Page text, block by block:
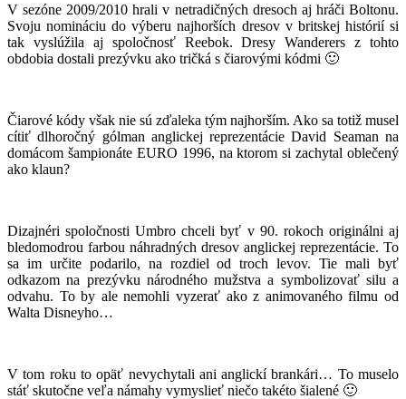
V sezóne 2009/2010 hrali v netradičných dresoch aj hráči Boltonu.
Svoju nomináciu do výberu najhorších dresov v britskej histórií si
tak vyslúžila aj spoločnosť Reebok. Dresy Wanderers z tohto
obdobia dostali prezývku ako tričká s čiarovými kódmi 🙂
Čiarové kódy však nie sú zďaleka tým najhorším. Ako sa totiž musel
cítiť dlhoročný gólman anglickej reprezentácie David Seaman na
domácom šampionáte EURO 1996, na ktorom si zachytal oblečený
ako klaun?
Dizajnéri spoločnosti Umbro chceli byť v 90. rokoch originálni aj
bledomodrou farbou náhradných dresov anglickej reprezentácie. To
sa im určite podarilo, na rozdiel od troch levov. Tie mali byť
odkazom na prezývku národného mužstva a symbolizovať silu a
odvahu. To by ale nemohli vyzerať ako z animovaného filmu od
Walta Disneyho…
V tom roku to opäť nevychytali ani anglickí brankári… To muselo
stáť skutočne veľa námahy vymyslieť niečo takéto šialené 🙂